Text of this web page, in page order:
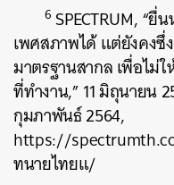
6 SPECTRUM, “
เพศสภาพได้ แต่ยังคงซึ่
มาตรฐานสากล เพื่อไม่
ที่ทำงาน,” 11 มิถุนายน
กุมภาพันธ์ 2564,
https://
ทนายไทยแ/